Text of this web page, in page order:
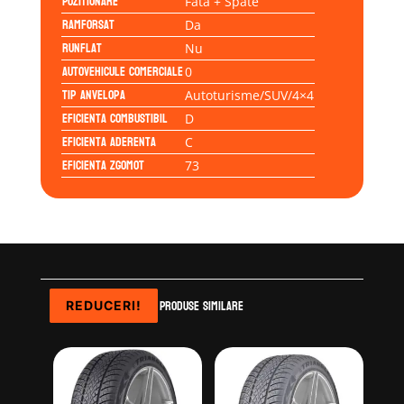
Ramforsat Da
Runflat Nu
Autovehicule comerciale0
Tip anvelopa Autoturisme/SUV/4×4
Eficienta Combustibil D
Eficienta Aderenta C
Eficienta Zgomot 73
Produse similare
REDUCERI!
REDUCERI!
REDUCERI!
REDUCERI!